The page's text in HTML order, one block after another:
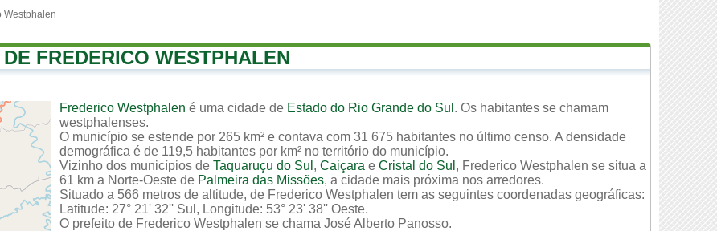
Westphalen
FREDERICO WESTPHALEN
Frederico Westphalen é uma cidade de Estado do Rio Grande do Sul . Os habitantes se chamam
westphalenses.
O município se estende por 265 km² e contava com 31 675 habitantes no último censo. A densidade
demográfica é de 119,5 habitantes por km² no território do município.
Vizinho dos municípios de Taquaruçu do Sul , Caiçara e Cristal do Sul , Frederico Westphalen se situa a
61 km a Norte-Oeste de Palmeira das Missões, a cidade mais próxima nos arredores.
Situado a 566 metros de altitude, de Frederico Westphalen tem as seguintes coordenadas geográficas:
Latitude: 27° 21' 32'' Sul, Longitude: 53° 23' 38'' Oeste.
O prefeito de Frederico Westphalen se chama José Alberto Panosso.